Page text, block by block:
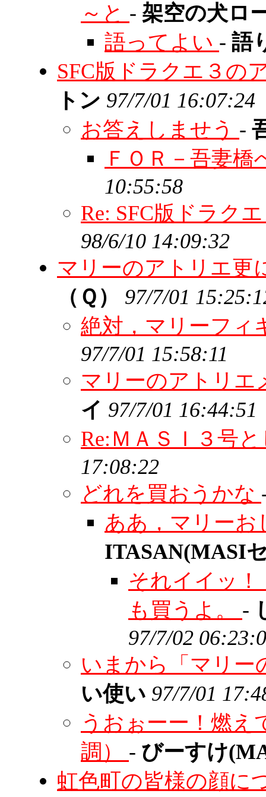
～と - 架空の犬ロ
語ってよい - 語
SFC版ドラクエ３の
トン 97/7/01 16:07:24
お答えしませう -
ＦＯＲ－吾妻橋
10:55:58
Re: SFC版ドラク
98/6/10 14:09:32
マリーのアトリエ更
（Ｑ） 97/7/01
絶対，マリーフ
97/7/01 15:58:11
マリーのアトリ
イ 97/7/01 16:44:51
Re:ＭＡＳＩ３号
17:08:22
どれを買おうかな
ああ，マリー
ITASAN(MASI
それイイッ
も買うよ。 -
97/7/02
いまから「マリ
い使い 97/7/01
うおぉーー！燃え
調） - びーすけ
虹色町の皆様の顔に